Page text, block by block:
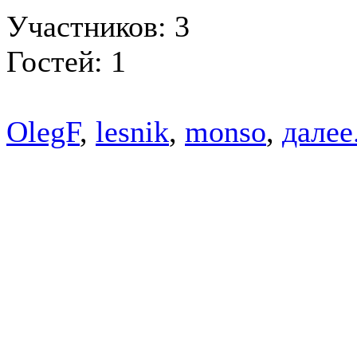
Участников: 3
Гостей: 1
OlegF, lesnik, monso,